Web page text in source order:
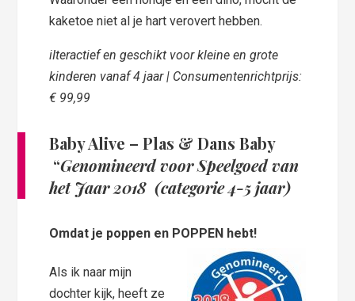
kaketoe niet al je hart verovert hebben.
iIteractief en geschikt voor kleine en grote
kinderen vanaf 4 jaar | Consumentenrichtprijs:
€ 99,99
Baby Alive – Plas & Dans Baby
“Genomineerd voor Speelgoed van
het Jaar 2018(categorie 4-5 jaar)
Omdat je poppen en POPPEN hebt!
Als ik naar mijn
dochter kijk, heeft ze